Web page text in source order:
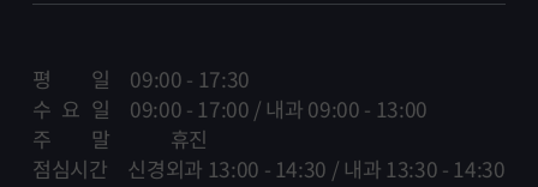
평 일 09:00 - 17:30
수 요 일 09:00 - 17:00 / 내과 09:00 - 13:00
주 말 휴진
점심시간 신경외과 13:00 - 14:30 / 내과 13:30 - 14:30